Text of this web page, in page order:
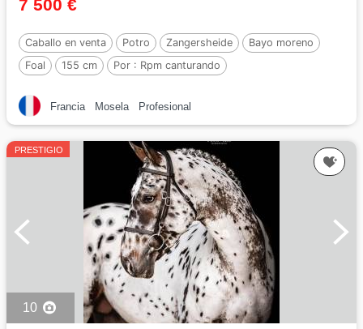
7 500 €
Caballo en venta Potro Zangersheide
Bayo moreno
Foal
155 cm Por : Rpm canturando
Francia Mosela Profesional
PRESTIGIO
10